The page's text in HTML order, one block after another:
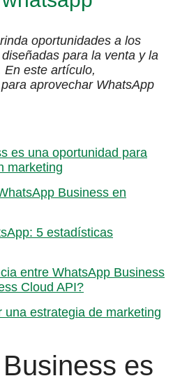
oportunidades a los
para la venta y la
En este artículo,
aprovechar WhatsApp
es una oportunidad para
marketing
Business en
5 estadísticas
entre WhatsApp Business
Cloud API?
una estrategia de marketing
es